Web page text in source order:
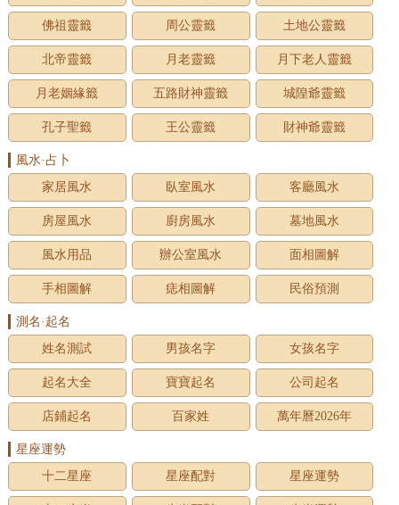
佛祖靈籤 周公靈籤 土地公靈籤
北帝靈籤 月老靈籤 月下老人靈籤
月老姻緣籤 五路財神靈籤 城隍爺靈籤
孔子聖籤 王公靈籤 財神爺靈籤
風水·占卜
家居風水
臥室風水 客廳風水
房屋風水 廚房風水 墓地風水
風水用品 辦公室風水 面相圖解
手相圖解 痣相圖解 民俗預測
測名·起名
姓名測試
男孩名字 女孩名字
起名大全 寶寶起名 公司起名
店鋪起名 百家姓 萬年曆2026年
星座運勢
十二星座
星座配對 星座運勢